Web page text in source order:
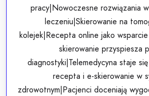
pracy|Nowoczesne rozwiązania
leczeniu|Skierowanie na
kolejek|Recepta online jako
skierowanie przyspiesza
diagnostyki|Telemedycyna staje
recepta i e-skierowanie w
zdrowotnym|Pacjenci doceniają